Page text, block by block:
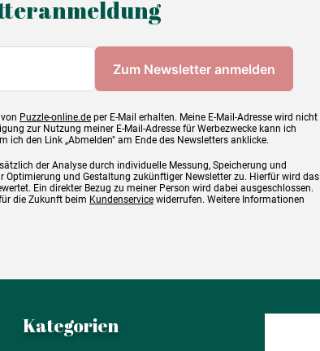
Puzzle-online.de per E-Mail erhalten. Meine E-Mail-Adresse wird nicht
zur Nutzung meiner E-Mail-Adresse für Werbezwecke kann ich
den Link „Abmelden" am Ende des Newsletters anklicke.
der Analyse durch individuelle Messung, Speicherung und
und Gestaltung zukünftiger Newsletter zu. Hierfür wird das
Ein direkter Bezug zu meiner Person wird dabei ausgeschlossen.
die Zukunft beim Kundenservice widerrufen. Weitere Informationen
Kategorien